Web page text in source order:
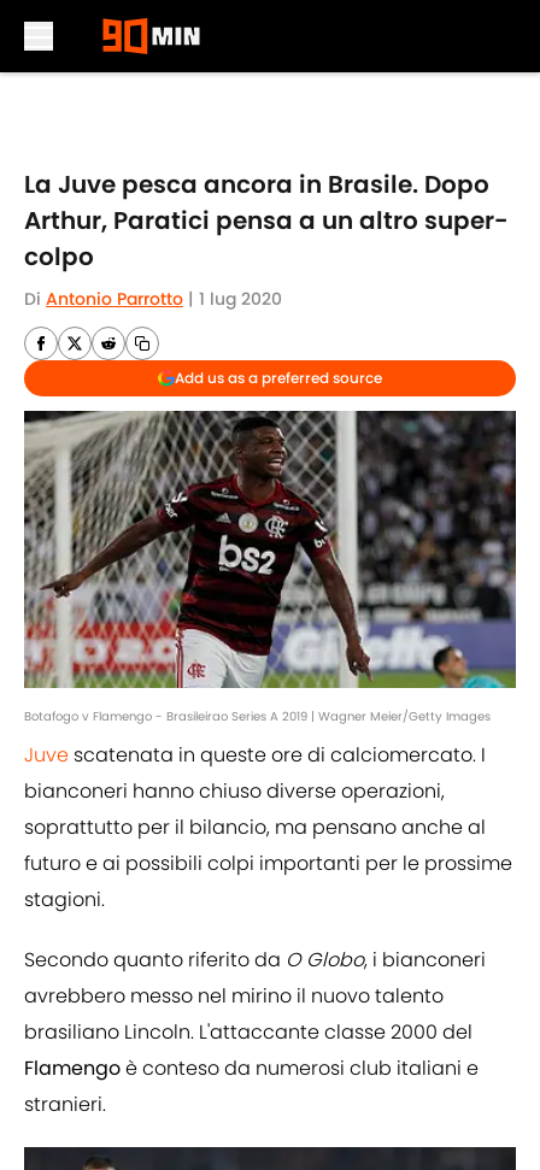
La Juve pesca ancora in Brasile. Dopo
Arthur, Paratici pensa a un altro super-
colpo
Di Antonio Parrotto | 1 lug 2020
Add us as a preferred source
Botafogo v Flamengo - Brasileirao Series A 2019 | Wagner Meier/Getty Images
Juve scatenata in queste ore di calciomercato. I
bianconeri hanno chiuso diverse operazioni,
soprattutto per il bilancio, ma pensano anche al
futuro e ai possibili colpi importanti per le prossime
stagioni.
Secondo quanto riferito da O Globo, i bianconeri
avrebbero messo nel mirino il nuovo talento
brasiliano Lincoln. L'attaccante classe 2000 del
Flamengoè conteso da numerosi club italiani e
stranieri.